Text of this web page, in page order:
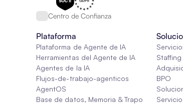
Centro de Confianza
Plataforma
Plataforma de Agente de IA
Herramientas del Agente de IA
Agentes de la IA
Flujos-de-trabajo-agenticos
AgentOS
Base de datos, Memoria & Trapo
Staffing
BPO